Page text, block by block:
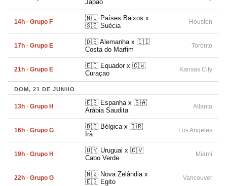
Japão
14h · Grupo F
🇳🇱 Países Baixos x
🇸🇪 Suécia
Houston
17h · Grupo E
🇩🇪 Alemanha x 🇨🇮
Costa do Marfim
Toronto
21h · Grupo E
🇪🇨 Equador x 🇨🇼
Curaçao
Kansas City
DOM, 21 DE JUNHO
13h · Grupo H
🇪🇸 Espanha x 🇸🇦
Arábia Saudita
Atlanta
16h · Grupo G
🇧🇪 Bélgica x 🇮🇷
Irã
Los Angeles
19h · Grupo H
🇺🇾 Uruguai x 🇨🇻
Cabo Verde
Miami
22h · Grupo G
🇳🇿 Nova Zelândia x
🇪🇬 Egito
Vancouver